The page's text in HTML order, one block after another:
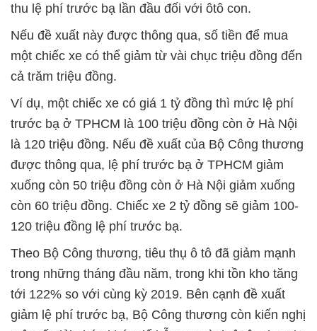
thu lệ phí trước bạ lần đầu đối với ôtô con.
Nếu đề xuất này được thông qua, số tiền để mua
một chiếc xe có thể giảm từ vài chục triệu đồng đến
cả trăm triệu đồng.
Ví dụ, một chiếc xe có giá 1 tỷ đồng thì mức lệ phí
trước bạ ở TPHCM là 100 triệu đồng còn ở Hà Nội
là 120 triệu đồng. Nếu đề xuất của Bộ Công thương
được thông qua, lệ phí trước bạ ở TPHCM giảm
xuống còn 50 triệu đồng còn ở Hà Nội giảm xuống
còn 60 triệu đồng. Chiếc xe 2 tỷ đồng sẽ giảm 100-
120 triệu đồng lệ phí trước bạ.
Theo Bộ Công thương, tiêu thụ ô tô đã giảm mạnh
trong những tháng đầu năm, trong khi tồn kho tăng
tới 122% so với cùng kỳ 2019. Bên cạnh đề xuất
giảm lệ phí trước bạ, Bộ Công thương còn kiến nghị